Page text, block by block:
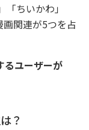
ちいかわ」
画関連が5つを占
るユーザーが
？